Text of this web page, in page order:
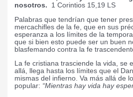
nosotros.
1 Corintios 15,19 LS
Palabras que tendrían que tener
mercachifles de la fe, que en sus
esperanza a los límites de la
que si bien esto puede ser un buen
blasfemando contra la fe
La fe cristiana trasciende la vida, se
allá, llega hasta los límites que el
mismas del infierno. Va más allá de
popular: “Mientras hay vida hay